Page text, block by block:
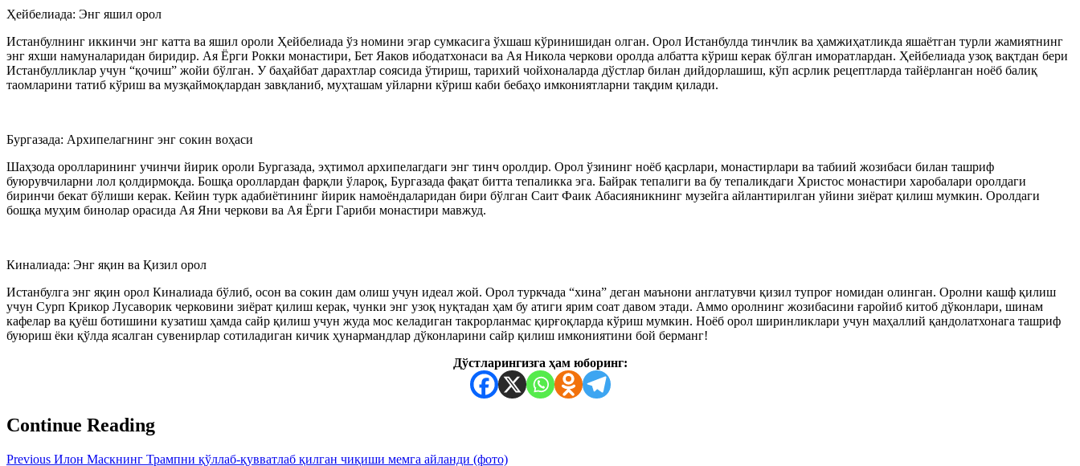
Ҳейбелиада: Энг яшил орол
Истанбулнинг иккинчи энг катта ва яшил ороли Ҳейбелиада ўз номини эгар сумкасига ўхшаш кўринишидан олган. Орол Истанбулда тинчлик ва ҳамжиҳатликда яшаётган турли жамиятнинг
энг яхши намуналаридан биридир. Ая Ёрги Рокки монастири, Бет Яаков ибодатхонаси ва Ая Никола черкови оролда албатта кўриш керак бўлган иморатлардан. Ҳейбелиада узоқ вақтдан бери
Истанбулликлар учун “қочиш” жойи бўлган. У баҳайбат дарахтлар соясида ўтириш, тарихий чойхоналарда дўстлар билан дийдорлашиш, кўп асрлик рецептларда тайёрланган ноёб балиқ
таомларини татиб кўриш ва музқаймоқлардан завқланиб, муҳташам уйларни кўриш каби бебаҳо имкониятларни тақдим қилади.
Бургазада: Архипелагнинг энг сокин воҳаси
Шаҳзода оролларининг учинчи йирик ороли Бургазада, эҳтимол архипелагдаги энг тинч оролдир. Орол ўзининг ноёб қасрлари, монастирлари ва табиий жозибаси билан ташриф
буюрувчиларни лол қолдирмоқда. Бошқа ороллардан фарқли ўлароқ, Бургазада фақат битта тепаликка эга. Байрак тепалиги ва бу тепаликдаги Христос монастири харобалари оролдаги
биринчи бекат бўлиши керак. Кейин турк адабиётининг йирик намоёндаларидан бири бўлган Саит Фаик Абасияникнинг музейга айлантирилган уйини зиёрат қилиш мумкин. Оролдаги
бошқа муҳим бинолар орасида Ая Яни черкови ва Ая Ёрги Гариби монастири мавжуд.
Киналиада: Энг яқин ва Қизил орол
Истанбулга энг яқин орол Киналиада бўлиб, осон ва сокин дам олиш учун идеал жой. Орол туркчада “хина” деган маънони англатувчи қизил тупроғ номидан олинган. Оролни кашф қилиш
учун Сурп Крикор Лусаворик черковини зиёрат қилиш керак, чунки энг узоқ нуқтадан ҳам бу атиги ярим соат давом этади. Аммо оролнинг жозибасини ғаройиб китоб дўконлари, шинам
кафелар ва қуёш ботишини кузатиш ҳамда сайр қилиш учун жуда мос келадиган такрорланмас қирғоқларда кўриш мумкин. Ноёб орол ширинликлари учун маҳаллий қандолатхонага ташриф
буюриш ёки қўлда ясалган сувенирлар сотиладиган кичик ҳунармандлар дўконларини сайр қилиш имкониятини бой берманг!
Дўстларингизга ҳам юборинг:
Continue Reading
Previous Илон Маскнинг Трампни қўллаб-қувватлаб қилган чиқиши мемга айланди (фото)